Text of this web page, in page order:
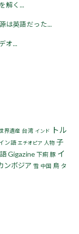
解く...
は英語だった...
オ...
界遺産 台湾 インド
トル
ン語 エチオピア 人物 子
Gigazine 下痢 豚 イ
ンボジア 雪 中国 鳥 タ